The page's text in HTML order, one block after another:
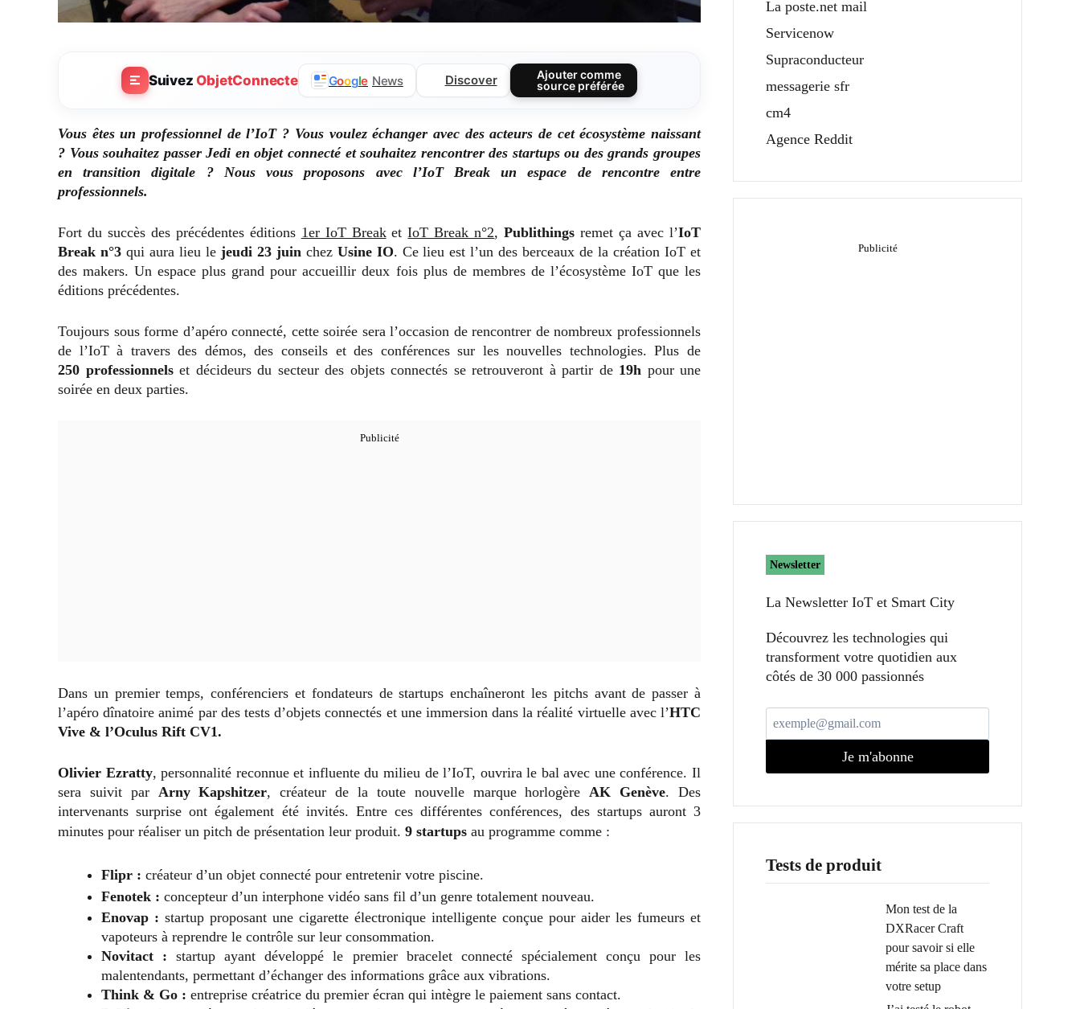
SuivezObjetConnecte Google News Discover
Ajouter comme
source préférée
Vous êtes un professionnel de l’IoT ? Vous voulez échanger avec des acteurs de cet écosystème naissant
? Vous souhaitez passer Jedi en objet connecté et souhaitez rencontrer des startups ou des grands groupes
en transition digitale ? Nous vous proposons avec l’IoT Break un espace de rencontre entre
professionnels.
Fort du succès des précédentes éditions 1er IoT BreaketIoT Break n°2,Publithings remet ça avec l’IoT
Break n°3qui aura lieu le jeudi 23 juinchez Usine IO. Ce lieu est l’un des berceaux de la création IoT et
des makers. Un espace plus grand pour accueillir deux fois plus de membres de l’écosystème IoT que les
éditions précédentes.
Toujours sous forme d’apéro connecté, cette soirée sera l’occasion de rencontrer de nombreux professionnels
de l’IoT à travers des démos, des conseils et des conférences sur les nouvelles technologies. Plus de
250 professionnelset décideurs du secteur des objets connectés se retrouveront à partir de 19h pour une
soirée en deux parties.
Dans un premier temps, conférenciers et fondateurs de startups enchaîneront les pitchs avant de passer à
l’apéro dînatoire animé par des tests d’objets connectés et une immersion dans la réalité virtuelle avec l’HTC
Vive & l’Oculus Rift CV1.
Olivier Ezratty, personnalité reconnue et influente du milieu de l’IoT, ouvrira le bal avec une conférence. Il
sera suivit par Arny Kapshitzer, créateur de la toute nouvelle marque horlogèreAK Genève. Des
intervenants surprise ont également été invités. Entre ces différentes conférences, des startups auront 3
minutes pour réaliser un pitch de présentation leur produit. 9 startups au programme comme :
Flipr : créateur d’un objet connecté pour entretenir votre piscine.
Fenotek : concepteur d’un interphone vidéo sans fil d’un genre totalement nouveau.
Enovap : startup proposant une cigarette électronique intelligente conçue pour aider les fumeurs et
vapoteurs à reprendre le contrôle sur leur consommation.
Novitact : startup ayant développé le premier bracelet connecté spécialement conçu pour les
malentendants, permettant d’échanger des informations grâce aux vibrations.
Think & Go : entreprise créatrice du premier écran qui intègre le paiement sans contact.
La poste.net mail
Servicenow
Supraconducteur
messagerie sfr
cm4
Agence Reddit
Newsletter
La Newsletter IoT et Smart City​
Découvrez les technologies qui
transforment votre quotidien aux
côtés de 30 000 passionnés
Je m'abonne
Tests de produit
Mon test de la
DXRacer Craft
pour savoir si elle
mérite sa place dans
votre setup